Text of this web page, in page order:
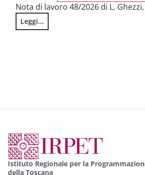
Nota di lavoro 48/2026 di L.
Leggi...
Gli effetti economici della guerra
Istituto Regionale per la
della Toscana